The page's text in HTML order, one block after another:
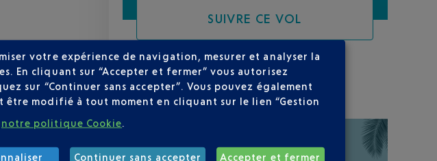
SUIVRE CE VOL
SUR VOTRE PARCOURS
votre expérience de navigation, mesurer et analyser la
En cliquant sur “Accepter et fermer” vous autorisez
sur “Continuer sans accepter”. Vous pouvez également
être modifié à tout moment en cliquant sur le lien “Gestion
notre politique Cookie
Continuer sans accepter Accepter et fermer